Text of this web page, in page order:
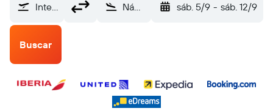
Internacional de El Salvador (SAL) Nápoles (NAP) sáb. 5/9 - sáb. 12/9
Buscar